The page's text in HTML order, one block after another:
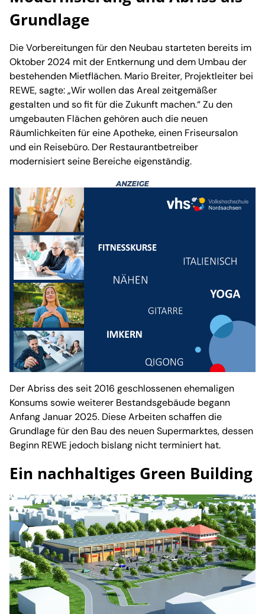
Grundlage
Die Vorbereitungen für den Neubau starteten bereits im
Oktober 2024 mit der Entkernung und dem Umbau der
bestehenden Mietflächen. Mario Breiter, Projektleiter bei
REWE, sagte: „Wir wollen das Areal zeitgemäßer
gestalten und so fit für die Zukunft machen.“ Zu den
umgebauten Flächen gehören auch die neuen
Räumlichkeiten für eine Apotheke, einen Friseursalon
und ein Reisebüro. Der Restaurantbetreiber
modernisiert seine Bereiche eigenständig.
Der Abriss des seit 2016 geschlossenen ehemaligen
Konsums sowie weiterer Bestandsgebäude begann
Anfang Januar 2025. Diese Arbeiten schaffen die
Grundlage für den Bau des neuen Supermarktes, dessen
Beginn REWE jedoch bislang nicht terminiert hat.
Ein nachhaltiges Green Building